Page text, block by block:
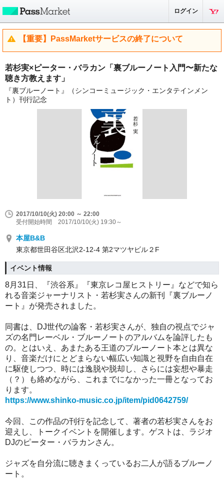
ログイン
【重要】PassMarketサービスの終了について
若杉実×ピーター・バラカン「裏ブルーノート入門〜新たな
聴き方教えます」
『裏ブルーノート』（シンコーミュージック・エンタテインメン
ト）刊行記念
2017/10/10(火) 20:00 ～ 22:00
受付開始時間 2017/10/10(火) 19:30～
本屋B&B
東京都世田谷区北沢2-12-4 第2マツヤビル２F
イベント情報
8月31日、『渋谷系』『東京レコ屋ヒストリー』などで知ら
れる音楽ジャーナリスト・若杉実さんの新刊『裏ブルーノ
ート』が発売されました。
同書は、DJ世代の論客・若杉実さんが、独自の視点でジャ
ズの名門レーベル・ブルーノートのアルバムを論評したも
の。とはいえ、あまたある王道のブルーノート本とは異な
り、音楽だけにとどまらない幅広い知識と視野を自由自在
に駆使しつつ、時には逸脱や脱却し、さらには妄想や暴走
（？）も絡めながら、これまでになかった一冊となってお
ります。
https://www.shinko-music.co.jp/item/pid0642759/
今回、この作品の刊行を記念して、著者の若杉実さんをお
迎えし、トークイベントを開催します。ゲストは、ラジオ
DJのピーター・バラカンさん。
ジャズを自分流に聴きまくっているお二人が語るブルーノ
ート。